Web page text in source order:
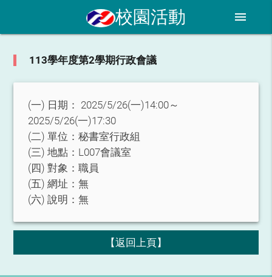
校園活動 menu
113學年度第2學期行政會議
(一) 日期： 2025/5/26(一)14:00～
2025/5/26(一)17:30
(二) 單位：秘書室行政組
(三) 地點： L007會議室
(四) 對象：職員
(五) 網址：無
(六) 說明：無
【返回上頁】